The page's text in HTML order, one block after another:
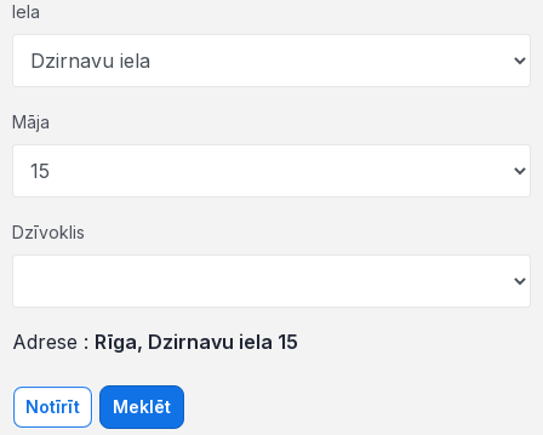
Iela
Māja
Dzīvoklis
Adrese : Rīga, Dzirnavu iela 15
Notīrīt Meklēt